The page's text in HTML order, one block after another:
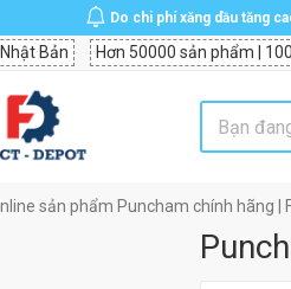
Do chi phí xăng dầu tăng
Bản Hơn 50000 sản phẩm |
sản phẩm Puncham chính hãng |